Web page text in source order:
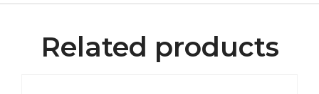
Related products